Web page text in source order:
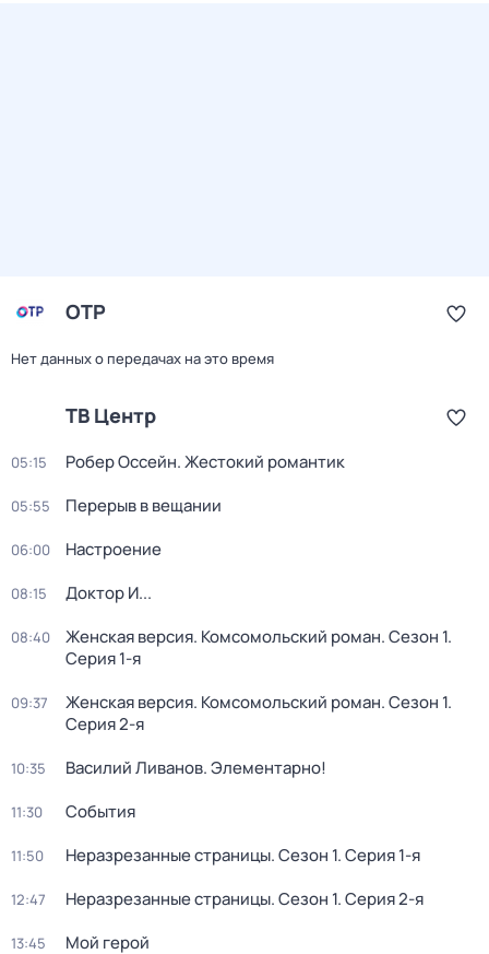
ОТР
Нет данных о передачах на это время
ТВ Центр
05:15 Робер Оссейн. Жестокий романтик
05:55 Перерыв в вещании
06:00 Настроение
08:15 Доктор И...
08:40 Женская версия. Комсомольский роман. Сезон 1.
Серия 1-я
09:37 Женская версия. Комсомольский роман. Сезон 1.
Серия 2-я
10:35 Василий Ливанов. Элементарно!
11:30 События
11:50 Неразрезанные страницы. Сезон 1. Серия 1-я
12:47 Неразрезанные страницы. Сезон 1. Серия 2-я
13:45 Мой герой